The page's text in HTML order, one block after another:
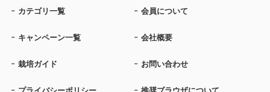
カテゴリ一覧 会員について
キャンペーン一覧 会社概要
栽培ガイド お問い合わせ